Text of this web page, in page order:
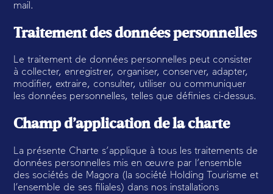
mail.
Traitement des données personnelles
Le traitement de données personnelles peut consister
à collecter, enregistrer, organiser, conserver, adapter,
modifier, extraire, consulter, utiliser ou communiquer
les données personnelles, telles que définies ci-dessus.
Champ d’application de la charte
La présente Charte s’applique à tous les traitements de
données personnelles mis en œuvre par l’ensemble
des sociétés de Magora (la société Holding Tourisme et
l’ensemble de ses filiales) dans nos installations